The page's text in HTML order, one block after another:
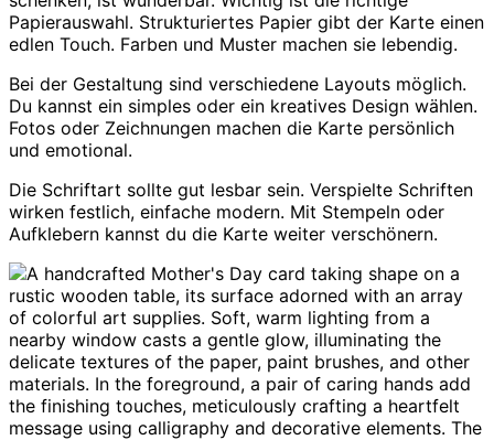
Papierauswahl. Strukturiertes Papier gibt der Karte einen
edlen Touch. Farben und Muster machen sie lebendig.
Bei der Gestaltung sind verschiedene Layouts möglich.
Du kannst ein simples oder ein kreatives Design wählen.
Fotos oder Zeichnungen machen die Karte persönlich
und emotional.
Die Schriftart sollte gut lesbar sein. Verspielte Schriften
wirken festlich, einfache modern. Mit Stempeln oder
Aufklebern kannst du die Karte weiter verschönern.